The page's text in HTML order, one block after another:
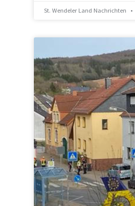
St. Wendeler Land Nachrichten